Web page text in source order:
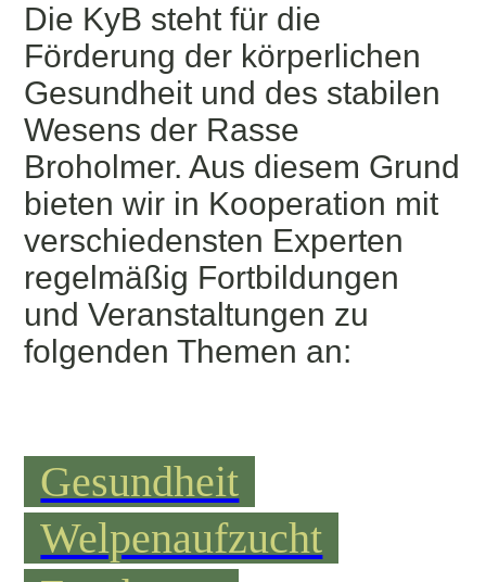
Die KyB steht für die
Förderung der körperlichen
Gesundheit und des stabilen
Wesens der Rasse
Broholmer. Aus diesem Grund
bieten wir in Kooperation mit
verschiedensten Experten
regelmäßig Fortbildungen
und Veranstaltungen zu
folgenden Themen an:
Gesundheit
Welpenaufzucht